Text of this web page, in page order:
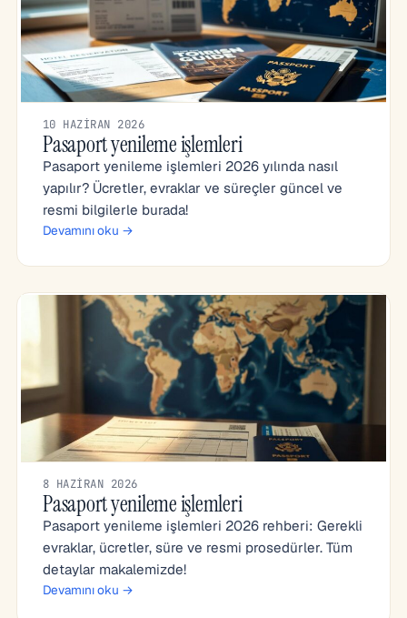
10 HAZIRAN 2026
Pasaport yenileme işlemleri
Pasaport yenileme işlemleri 2026 yılında nasıl
yapılır? Ücretler, evraklar ve süreçler güncel ve
resmi bilgilerle burada!
Devamını oku →
8 HAZIRAN 2026
Pasaport yenileme işlemleri
Pasaport yenileme işlemleri 2026 rehberi: Gerekli
evraklar, ücretler, süre ve resmi prosedürler. Tüm
detaylar makalemizde!
Devamını oku →